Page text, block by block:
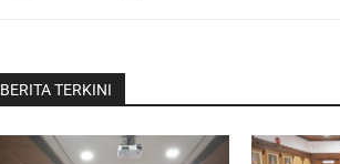
BERITA TERKINI